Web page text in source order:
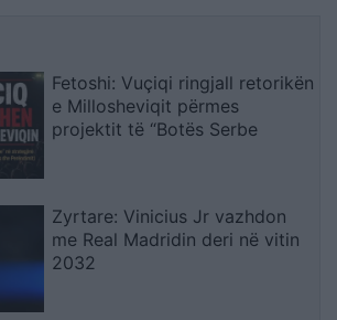
Fetoshi: Vuçiqi ringjall retorikën
e Millosheviqit përmes
projektit të “Botës Serbe
Zyrtare: Vinicius Jr vazhdon
me Real Madridin deri në vitin
2032